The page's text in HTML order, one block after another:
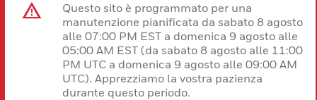
Questo sito è programmato per una
manutenzione pianificata da sabato 8 agosto
alle 07:00 PM EST a domenica 9 agosto alle
05:00 AM EST (da sabato 8 agosto alle 11:00
PM UTC a domenica 9 agosto alle 09:00 AM
UTC). Apprezziamo la vostra pazienza
durante questo periodo.